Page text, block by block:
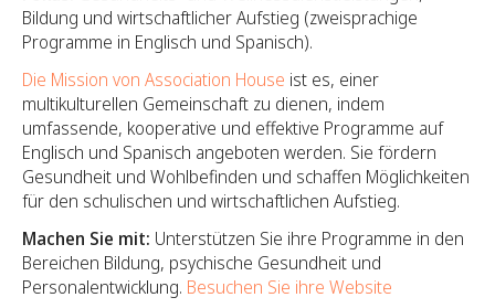
Bildung und wirtschaftlicher Aufstieg (zweisprachige
Programme in Englisch und Spanisch).
Die Mission von Association House ist es, einer
multikulturellen Gemeinschaft zu dienen, indem
umfassende, kooperative und effektive Programme auf
Englisch und Spanisch angeboten werden. Sie fördern
Gesundheit und Wohlbefinden und schaffen Möglichkeiten
für den schulischen und wirtschaftlichen Aufstieg.
Machen Sie mit: Unterstützen Sie ihre Programme in den
Bereichen Bildung, psychische Gesundheit und
Personalentwicklung. Besuchen Sie ihre Website